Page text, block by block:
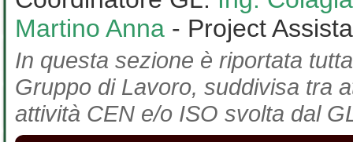
Martino Anna - Project
In questa sezione è riportata
Gruppo di Lavoro, suddivisa tra
attività CEN e/o ISO svolta dal